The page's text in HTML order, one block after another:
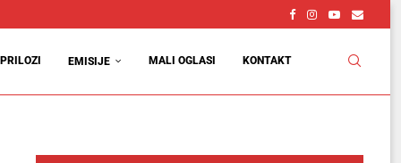
PRILOZI EMISIJE MALI OGLASI KONTAKT